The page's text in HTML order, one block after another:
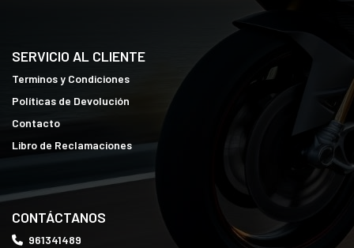
SERVICIO AL CLIENTE
Terminos y Condiciones
Políticas de Devolución
Contacto
Libro de Reclamaciones
CONTÁCTANOS
961341489